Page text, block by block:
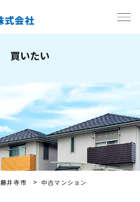
買いたい
藤井寺市 > 中古マンション